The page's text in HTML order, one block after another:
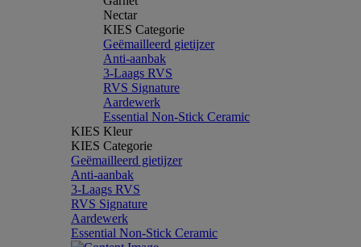
Nectar
KIES Categorie
Geëmailleerd gietijzer
Anti-aanbak
3-Laags RVS
RVS Signature
Aardewerk
Essential Non-Stick Ceramic
KIES Kleur
KIES Categorie
Geëmailleerd gietijzer
Anti-aanbak
3-Laags RVS
RVS Signature
Aardewerk
Essential Non-Stick Ceramic